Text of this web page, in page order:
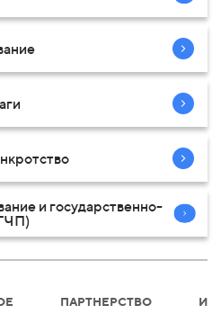
и государственно-
ПАРТНЕРСТВО И